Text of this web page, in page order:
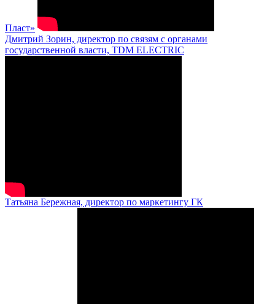
Пласт»
Дмитрий Зорин, директор по связям с органами
государственной власти, TDM ELECTRIC
Татьяна Бережная, директор по маркетингу ГК